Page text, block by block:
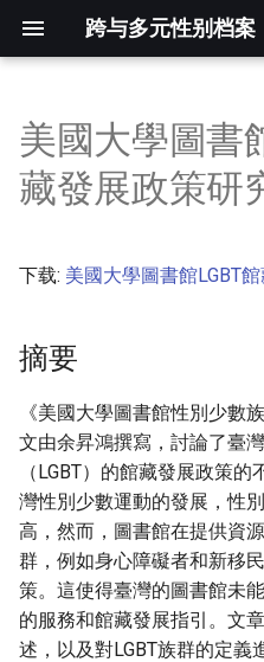
跨与多元性别档案
入
以
开
摘要
美國大學圖書
藏發展政策研
下载: 美國大學圖書館LGBT
摘要
《美國大學圖書館性別少數
文由余昇鴻撰寫，討論了臺
（LGBT）的館藏發展政策
灣性別少數運動的發展，性
高，然而，圖書館在提供資
群，例如身心障礙者和新移
策。這使得臺灣的圖書館未
的服務和館藏發展指引。文
述，以及對LGBT族群的定